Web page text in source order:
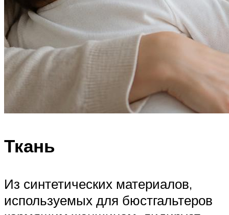
Ткань
Из синтетических материалов,
используемых для бюстгальтеров